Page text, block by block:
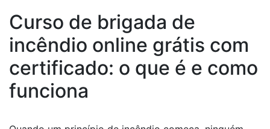
Curso de brigada de
incêndio online grátis com
certificado: o que é e como
funciona